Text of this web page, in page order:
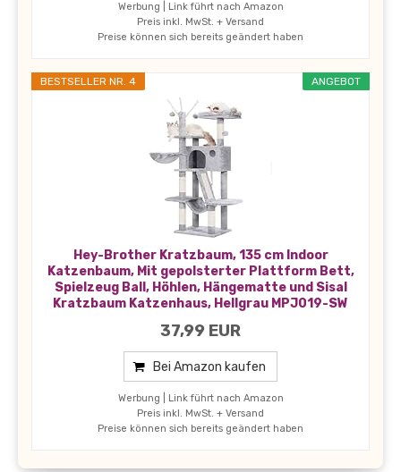
Werbung | Link führt nach Amazon
Preis inkl. MwSt. + Versand
Preise können sich bereits geändert haben
ANGEBOT
BESTSELLER NR. 4
Hey-Brother Kratzbaum, 135 cm Indoor
Katzenbaum, Mit gepolsterter Plattform Bett,
Spielzeug Ball, Höhlen, Hängematte und Sisal
Kratzbaum Katzenhaus, Hellgrau MPJ019-SW
37,99 EUR
Bei Amazon kaufen
Werbung | Link führt nach Amazon
Preis inkl. MwSt. + Versand
Preise können sich bereits geändert haben